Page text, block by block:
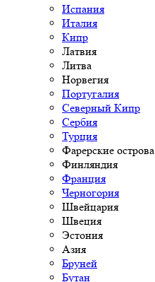
Испания
Италия
Кипр
Латвия
Литва
Норвегия
Португалия
Северный Кипр
Сербия
Турция
Фарерские острова
Финляндия
Франция
Черногория
Швейцария
Швеция
Эстония
Азия
Бруней
Бутан